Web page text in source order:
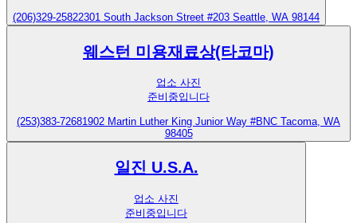
(206)329-25822301 South Jackson Street #203 Seattle, WA 98144
웨스턴 미용재료상(타코마)
업소 사진
준비중입니다
(253)383-72681902 Martin Luther King Junior Way #BNC Tacoma, WA
98405
일진 U.S.A.
업소 사진
준비중입니다